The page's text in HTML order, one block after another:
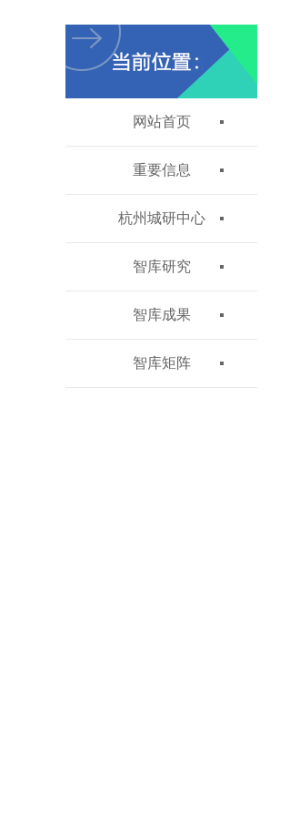
网站首页
重要信息
杭州城研中心
智库研究
智库成果
智库矩阵